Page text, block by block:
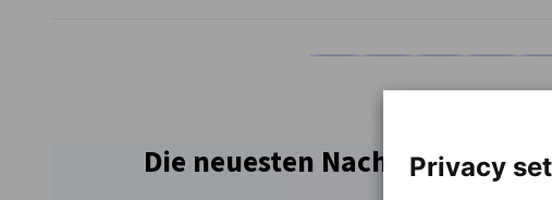
Die neuesten Nachrichten
Privacy